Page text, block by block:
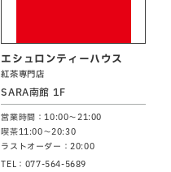
エシュロンティーハウス
紅茶専門店
SARA南館 1F
営業時間：10:00～21:00
喫茶11:00～20:30
ラストオーダー：20:00
TEL：077-564-5689